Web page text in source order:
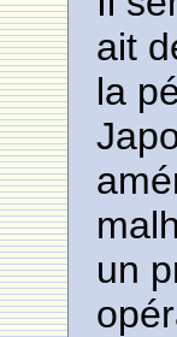
ait
la
un